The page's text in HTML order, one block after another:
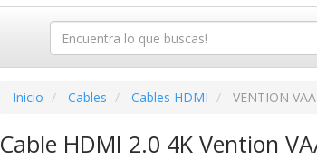
Inicio Cables Cables HDMI VENTION
Cable HDMI 2.0 4K Vention